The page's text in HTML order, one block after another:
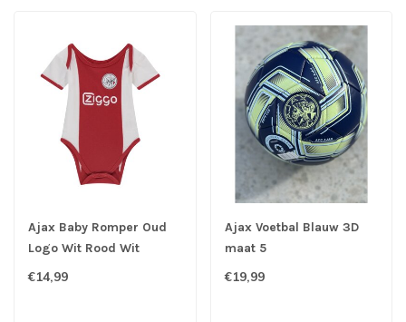
Ajax Baby Romper Oud
Logo Wit Rood Wit
€14,99
Ajax Voetbal Blauw 3D
maat 5
€19,99